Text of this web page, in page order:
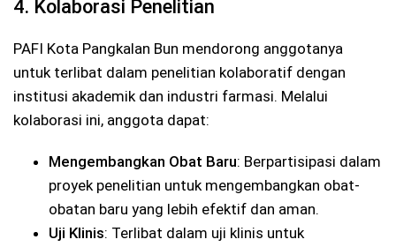
4. Kolaborasi Penelitian
PAFI Kota Pangkalan Bun mendorong anggotanya
untuk terlibat dalam penelitian kolaboratif dengan
institusi akademik dan industri farmasi. Melalui
kolaborasi ini, anggota dapat:
Mengembangkan Obat Baru: Berpartisipasi dalam
proyek penelitian untuk mengembangkan obat-
obatan baru yang lebih efektif dan aman.
Uji Klinis: Terlibat dalam uji klinis untuk